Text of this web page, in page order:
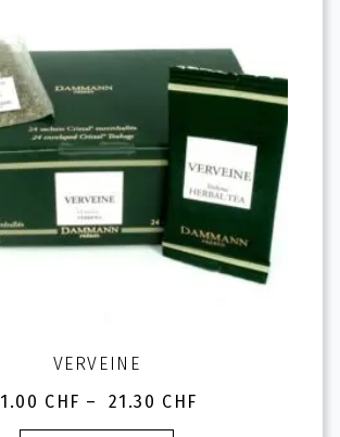
choisies
sur
la
page
du
produit
VERVEINE
1.00 CHF – 21.30 CHF
Plage
de